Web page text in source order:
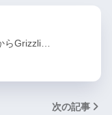
らGrizzli…
次の記事